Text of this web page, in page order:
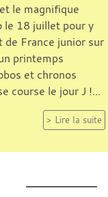
le magnifique
le 18 juillet pour y
de France junior sur
printemps
et chronos
course le jour J !...
Lire la suite